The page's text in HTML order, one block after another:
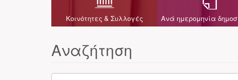
Κοινότητες & Συλλογές Ανά ημερομηνία
Αναζήτηση